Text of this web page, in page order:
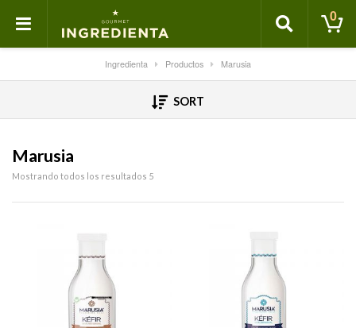
0
Ingredienta Productos Marusia
SORT
Marusia
Mostrando todos los resultados 5